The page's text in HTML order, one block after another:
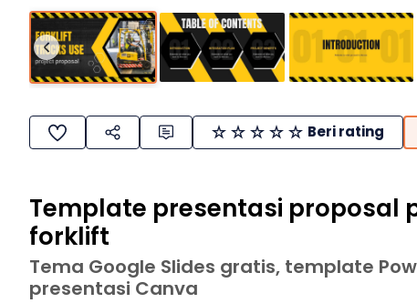
Beri rating
Template presentasi proposal
forklift
Tema Google Slides gratis, template
presentasi Canva